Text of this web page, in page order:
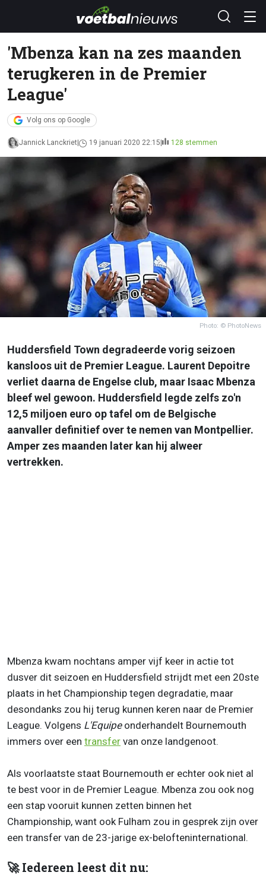
'Mbenza kan na zes maanden
terugkeren in de Premier
League'
Volg ons op Google
Jannick Lanckriet 19 januari 2020 22:15 128 stemmen
Photo: © PhotoNews
Huddersfield Town degradeerde vorig seizoen
kansloos uit de Premier League. Laurent Depoitre
verliet daarna de Engelse club, maar Isaac Mbenza
bleef wel gewoon. Huddersfield legde zelfs zo'n
12,5 miljoen euro op tafel om de Belgische
aanvaller definitief over te nemen van Montpellier.
Amper zes maanden later kan hij alweer
vertrekken.
Mbenza kwam nochtans amper vijf keer in actie tot
dusver dit seizoen en Huddersfield strijdt met een 20ste
plaats in het Championship tegen degradatie, maar
desondanks zou hij terug kunnen keren naar de Premier
League. Volgens L'Equipe onderhandelt Bournemouth
immers over een transfer van onze landgenoot.
Als voorlaatste staat Bournemouth er echter ook niet al
te best voor in de Premier League. Mbenza zou ook nog
een stap vooruit kunnen zetten binnen het
Championship, want ook Fulham zou in gesprek zijn over
een transfer van de 23-jarige ex-belofteninternational.
🚀 Iedereen leest dit nu: